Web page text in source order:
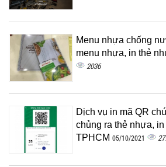
Menu nhựa chống
menu nhựa, in thẻ
2036
Dịch vụ in mã QR
chủng ra thẻ nhựa,
TPHCM 05/10/2021